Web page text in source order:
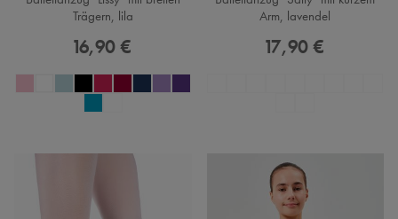
Trägern, lila
16,90 €
Arm, lavendel
17,90 €